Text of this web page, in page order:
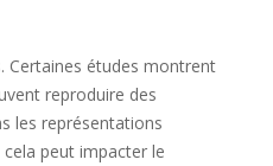
Certaines études montrent
reproduire des
les représentations
peut impacter le